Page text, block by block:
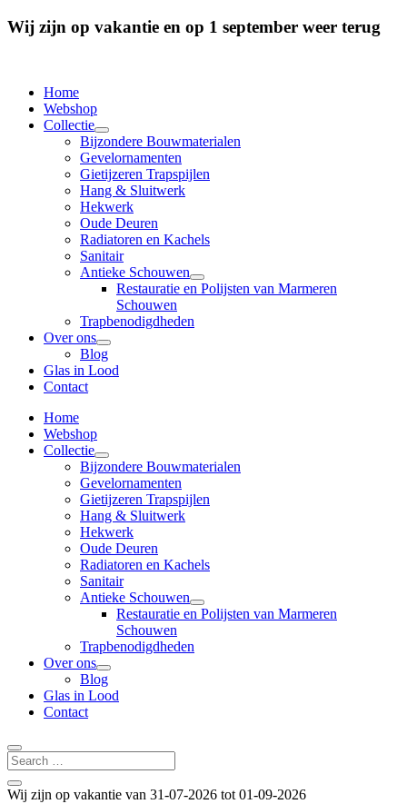
Wij zijn op vakantie en op 1 september weer terug
Home
Webshop
Collectie
Bijzondere Bouwmaterialen
Gevelornamenten
Gietijzeren Trapspijlen
Hang & Sluitwerk
Hekwerk
Oude Deuren
Radiatoren en Kachels
Sanitair
Antieke Schouwen
Restauratie en Polijsten van Marmeren
Schouwen
Trapbenodigdheden
Over ons
Blog
Glas in Lood
Contact
Home
Webshop
Collectie
Bijzondere Bouwmaterialen
Gevelornamenten
Gietijzeren Trapspijlen
Hang & Sluitwerk
Hekwerk
Oude Deuren
Radiatoren en Kachels
Sanitair
Antieke Schouwen
Restauratie en Polijsten van Marmeren
Schouwen
Trapbenodigdheden
Over ons
Blog
Glas in Lood
Contact
Wij zijn op vakantie van 31-07-2026 tot 01-09-2026